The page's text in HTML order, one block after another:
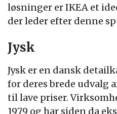
løsninger er IKEA et
der leder efter denne
Jysk
Jysk er en dansk
for deres brede udvalg
til lave priser.
1979 og har siden da